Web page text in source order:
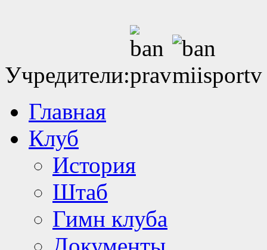
Учредители:
Главная
Клуб
История
Штаб
Гимн клуба